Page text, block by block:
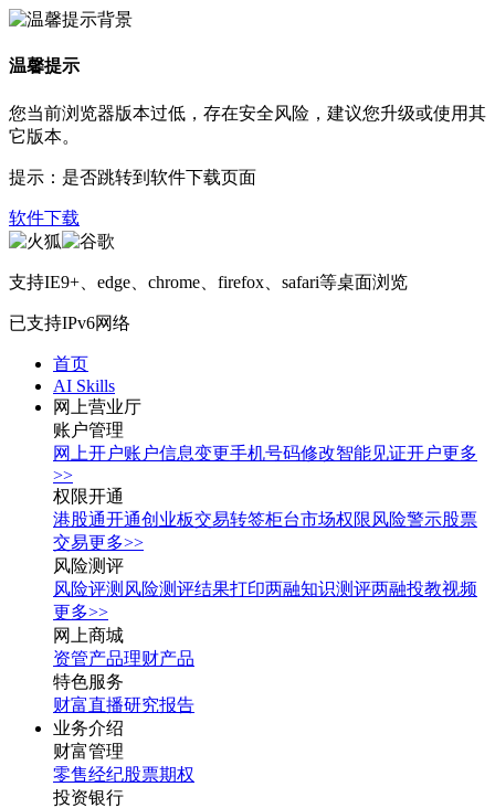
温馨提示
您当前浏览器版本过低，存在安全风险，建议您升级或使用其
它版本。
提示：是否跳转到软件下载页面
软件下载
支持IE9+、edge、chrome、firefox、safari等桌面浏览
已支持IPv6网络
首页
AI Skills
网上营业厅
账户管理
网上开户账户信息变更手机号码修改智能见证开户更多
>>
权限开通
港股通开通创业板交易转签柜台市场权限风险警示股票
交易更多>>
风险测评
风险评测 风险测评结果打印两融知识测评两融投教视频
更多>>
网上商城
资管产品理财产品
特色服务
财富直播研究报告
业务介绍
财富管理
零售经纪股票期权
投资银行